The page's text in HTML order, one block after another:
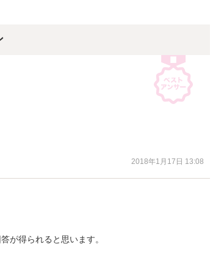
2018年1月17日 13:08
が得られると思います。